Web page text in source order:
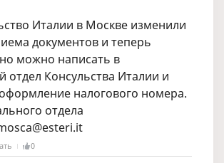
Италии в Москве изменили
документов и теперь
можно написать в
отдел Консульства Италии и
налогового номера.
отдела
0